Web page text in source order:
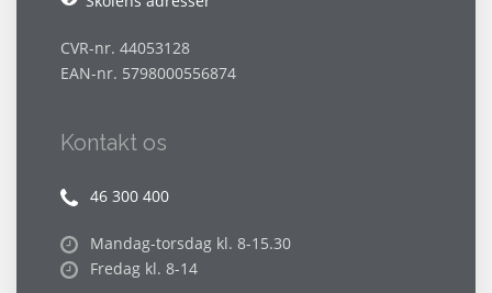
CVR-nr. 44053128
EAN-nr. 5798000556874
Kontakt os
46 300 400
Mandag-torsdag kl. 8-15.30
Fredag kl. 8-14